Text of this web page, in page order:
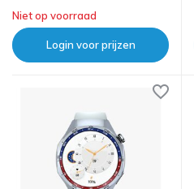
Niet op voorraad
Login voor prijzen